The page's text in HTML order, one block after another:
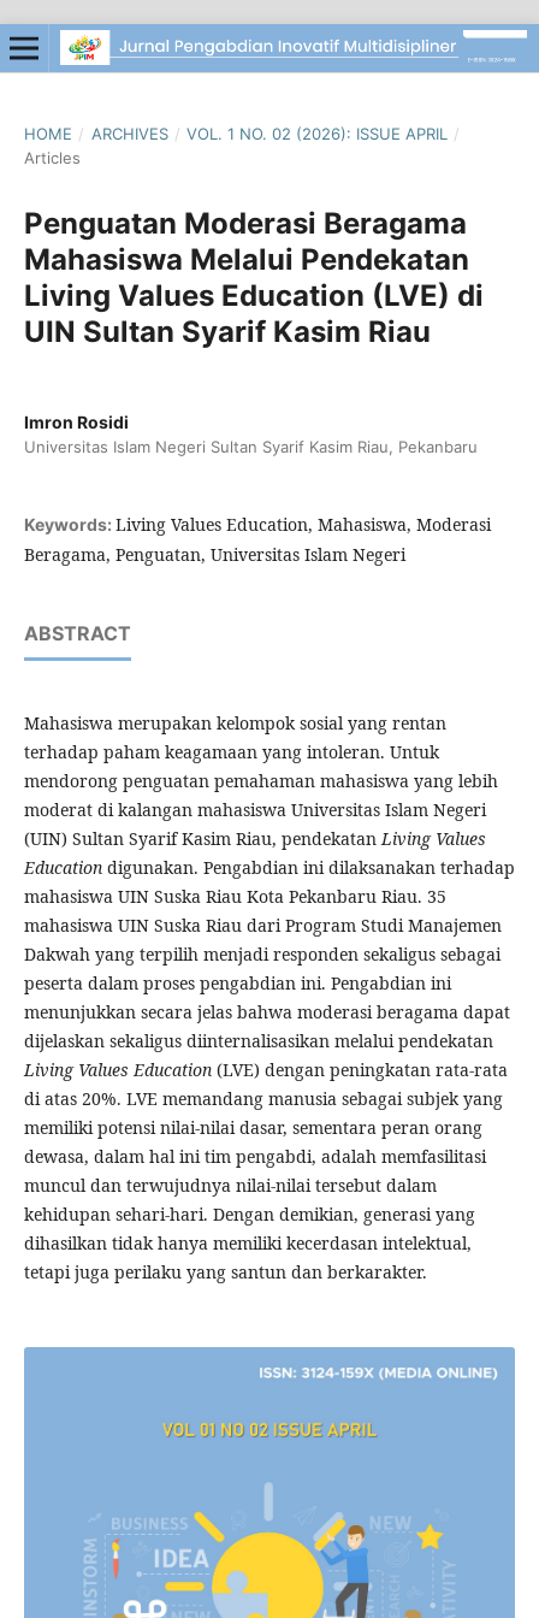
HOME / ARCHIVES / VOL. 1 NO. 02 (2026): ISSUE APRIL
/
Articles
Penguatan Moderasi Beragama
Mahasiswa Melalui Pendekatan
Living Values Education (LVE) di
UIN Sultan Syarif Kasim Riau
Imron Rosidi
Universitas Islam Negeri Sultan Syarif Kasim Riau, Pekanbaru
Keywords: Living Values Education, Mahasiswa, Moderasi
Beragama, Penguatan, Universitas Islam Negeri
ABSTRACT
Mahasiswa merupakan kelompok sosial yang rentan
terhadap paham keagamaan yang intoleran. Untuk
mendorong penguatan pemahaman mahasiswa yang lebih
moderat di kalangan mahasiswa Universitas Islam Negeri
(UIN) Sultan Syarif Kasim Riau, pendekatanLiving Values
Educationdigunakan. Pengabdian ini dilaksanakan terhadap
mahasiswa UIN Suska Riau Kota Pekanbaru Riau. 35
mahasiswa UIN Suska Riau dari Program Studi Manajemen
Dakwah yang terpilih menjadi responden sekaligus sebagai
peserta dalam proses pengabdian ini. Pengabdian ini
menunjukkan secara jelas bahwa moderasi beragama dapat
dijelaskan sekaligus diinternalisasikan melalui pendekatan
Living Values Education(LVE) dengan peningkatan rata-rata
di atas 20%. LVE memandang manusia sebagai subjek yang
memiliki potensi nilai-nilai dasar, sementara peran orang
dewasa, dalam hal ini tim pengabdi, adalah memfasilitasi
muncul dan terwujudnya nilai-nilai tersebut dalam
kehidupan sehari-hari. Dengan demikian, generasi yang
dihasilkan tidak hanya memiliki kecerdasan intelektual,
tetapi juga perilaku yang santun dan berkarakter.